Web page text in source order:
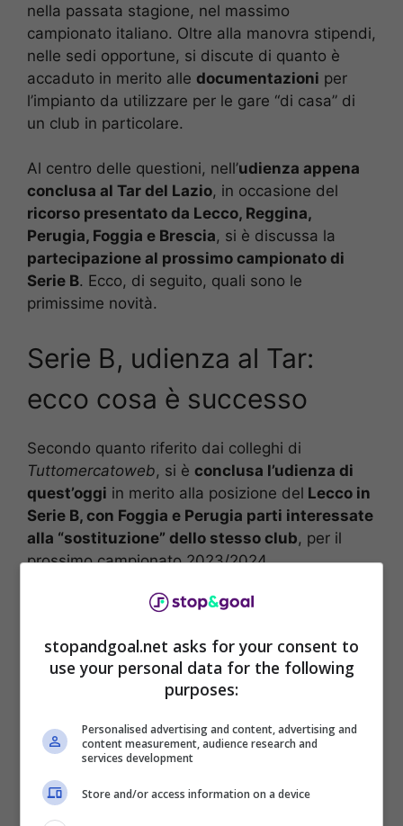
nella passata stagione, nel massimo
campionato italiano. Oltre alla manovra stipendi,
nelle sedi opportune, si discute di quanto è
accaduto in merito alle documentazioni per
l’impianto da utilizzare per le gare “di casa” di
un club in particolare.
Al centro delle questioni, nell’udienza appena
conclusa al Tar del Lazio, in occasione del
ricorso presentato da Lecco, Reggina,
Perugia, Foggia e Brescia, si è discussa la
partecipazione al prossimo campionato di
Serie B. Ecco, di seguito, quali sono le
primissime novità.
Serie B, udienza al Tar:
ecco cosa è successo
Secondo quanto riferito dai colleghi di
Tuttomercatoweb, si è conclusa l’udienza di
quest’oggi in merito alla posizione del Lecco in
Serie B, con Foggia e Perugia parti interessate
alla “sostituzione” dello stesso club, per il
prossimo campionato 2023/2024.
stopandgoal.net asks for your consent to
use your personal data for the following
purposes:
Personalised advertising and content, advertising and
content measurement, audience research and
services development
Store and/or access information on a device